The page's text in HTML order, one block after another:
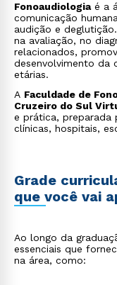
Fonoaudiologiaé a
comunicação
audição e
na avaliação, no
relacionados,
desenvolvimento da
etárias.
A Faculdade de
Cruzeiro do Sul
e prática, preparada
clínicas, hospitais,
Grade
que você vai
Ao longo da
essenciais que
na área, como: